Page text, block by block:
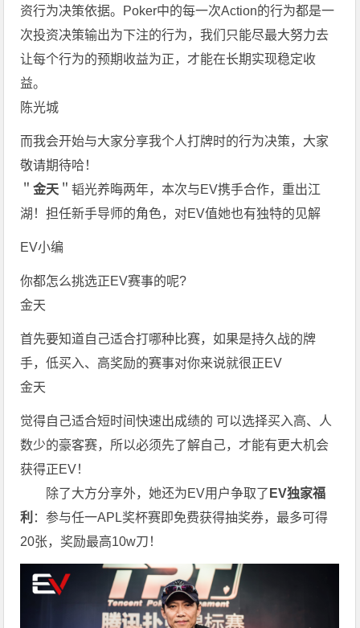
资行为决策依据。Poker中的每一次Action的行为都是一
次投资决策输出为下注的行为，我们只能尽最大努力去
让每个行为的预期收益为正，才能在长期实现稳定收
益。
陈光城
而我会开始与大家分享我个人打牌时的行为决策，大家
敬请期待哈！
＂金天 ＂韬光养晦两年，本次与EV携手合作，重出江
湖！担任新手导师的角色，对EV值她也有独特的见解
EV小编
你都怎么挑选正EV赛事的呢?
金天
首先要知道自己适合打哪种比赛，如果是持久战的牌
手，低买入、高奖励的赛事对你来说就很正EV
金天
觉得自己适合短时间快速出成绩的 可以选择买入高、人
数少的豪客赛，所以必须先了解自己，才能有更大机会
获得正EV！
除了大方分享外，她还为EV用户争取了 EV独家福
利 ：参与任一APL奖杯赛即免费获得抽奖券，最多可得
20张，奖励最高10w刀！